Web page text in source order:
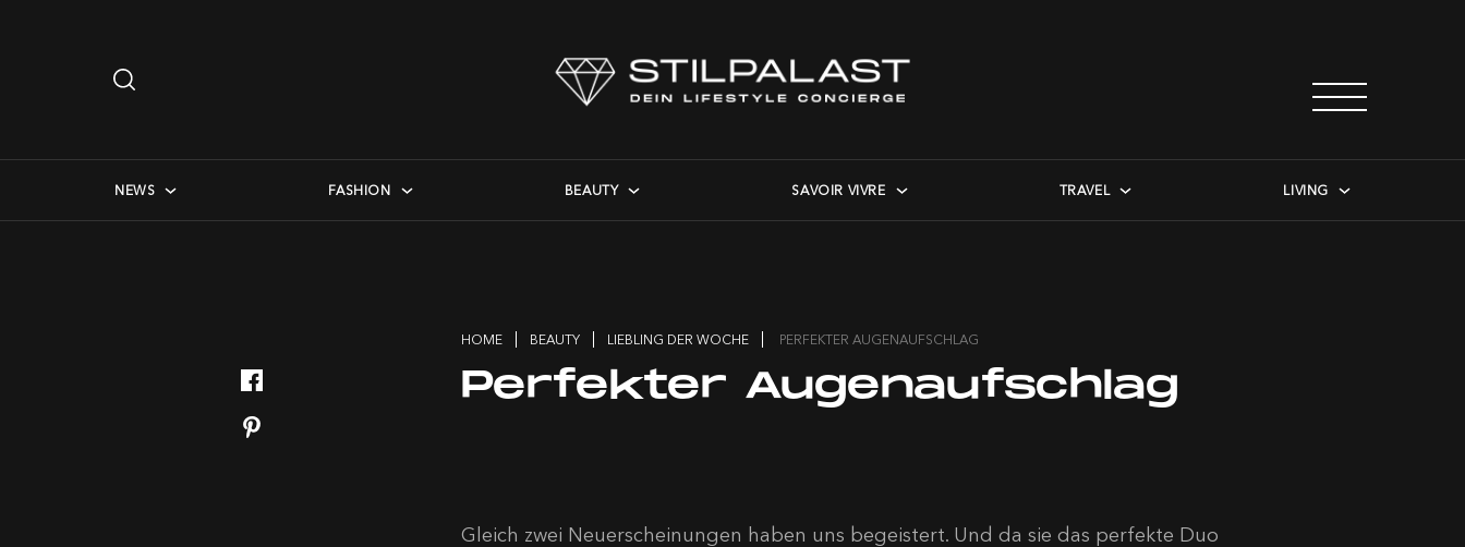
…
NEWS FASHION BEAUTY SAVOIR VIVRE TRAVEL LIVING
HOME BEAUTY LIEBLING DER WOCHE PERFEKTER AUGENAUFSCHLAG
Perfekter Augenaufschlag
Gleich zwei Neuerscheinungen haben uns begeistert. Und da sie das perfekte Duo